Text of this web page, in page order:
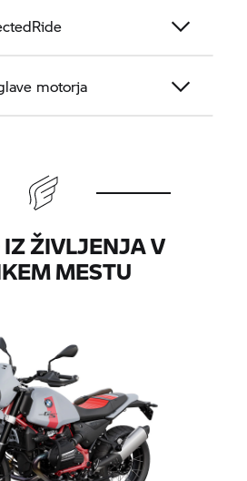
motorja
ŽIVLJENJA V
MESTU